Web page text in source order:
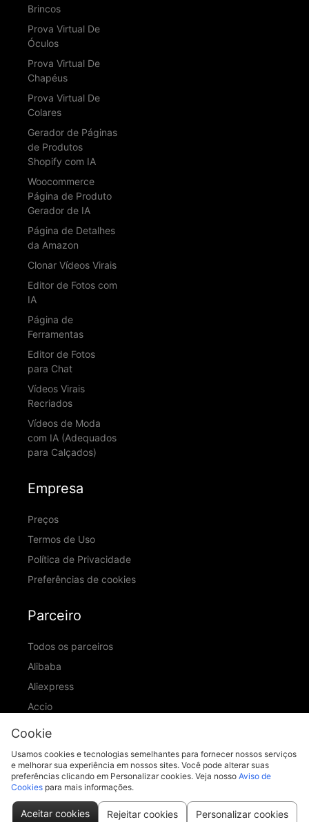
Brincos
Prova Virtual De
Óculos
Prova Virtual De
Chapéus
Prova Virtual De
Colares
Gerador de Páginas
de Produtos
Shopify com IA
Woocommerce
Página de Produto
Gerador de IA
Página de Detalhes
da Amazon
Clonar Vídeos Virais
Editor de Fotos com
IA
Página de
Ferramentas
Editor de Fotos
para Chat
Vídeos Virais
Recriados
Vídeos de Moda
com IA (Adequados
para Calçados)
Empresa
Preços
Termos de Uso
Política de Privacidade
Preferências de cookies
Parceiro
Todos os parceiros
Alibaba
Aliexpress
Accio
ID Ranking
support@piccopilot.com
Cookie
Usamos cookies e tecnologias semelhantes para fornecer nossos serviços
e melhorar sua experiência em nossos sites. Você pode alterar suas
preferências clicando em Personalizar cookies. Veja nosso Aviso de
Cookies para mais informações.
Aceitar cookies Rejeitar cookies Personalizar cookies